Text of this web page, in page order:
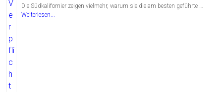
Die Südkalifornier zeigen vielmehr, warum sie die am besten geführte …
Weiterlesen...